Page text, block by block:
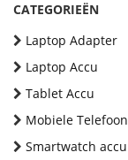
CATEGORIEËN
Laptop Adapter
Laptop Accu
Tablet Accu
Mobiele
Smartwatch accu